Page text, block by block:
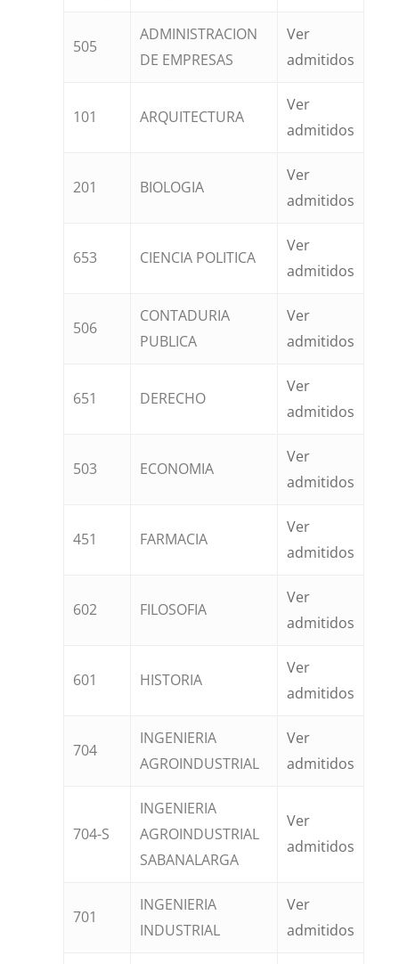
505
ADMINISTRACION
DE EMPRESAS
Ver
admitidos
101 ARQUITECTURA
Ver
admitidos
201 BIOLOGIA
Ver
admitidos
653 CIENCIA POLITICA
Ver
admitidos
506
CONTADURIA
PUBLICA
Ver
admitidos
651 DERECHO
Ver
admitidos
503 ECONOMIA
Ver
admitidos
451 FARMACIA
Ver
admitidos
602 FILOSOFIA
Ver
admitidos
601 HISTORIA
Ver
admitidos
704
INGENIERIA
AGROINDUSTRIAL
Ver
admitidos
704-S
INGENIERIA
AGROINDUSTRIAL
SABANALARGA
Ver
admitidos
701
INGENIERIA
INDUSTRIAL
Ver
admitidos